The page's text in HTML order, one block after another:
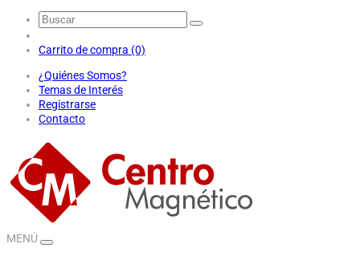
Carrito de compra (0)
¿Quiénes Somos?
Temas de Interés
Registrarse
Contacto
MENÚ